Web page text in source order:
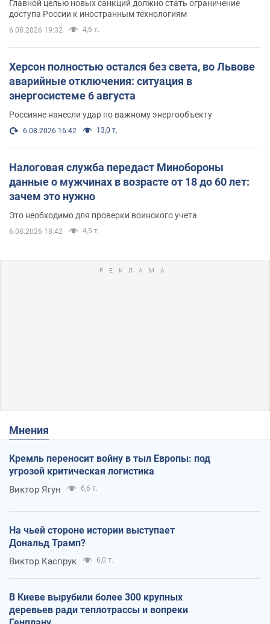
Главной целью новых санкций должно стать ограничение
доступа России к иностранным технологиям
6.08.2026 19:32 4,6 т.
Херсон полностью остался без света, во Львове
аварийные отключения: ситуация в
энергосистеме 6 августа
Россияне нанесли удар по важному энергообъекту
6.08.2026 16:42 13,0 т.
Налоговая служба передаст Минобороны
данные о мужчинах в возрасте от 18 до 60 лет:
зачем это нужно
Это необходимо для проверки воинского учета
6.08.2026 18:42 4,5 т.
Мнения
Кремль переносит войну в тыл Европы: под
угрозой критическая логистика
Виктор Ягун 6,6 т.
На чьей стороне истории выступает
Дональд Трамп?
Виктор Каспрук 6,0 т.
В Киеве вырубили более 300 крупных
деревьев ради теплотрассы и вопреки